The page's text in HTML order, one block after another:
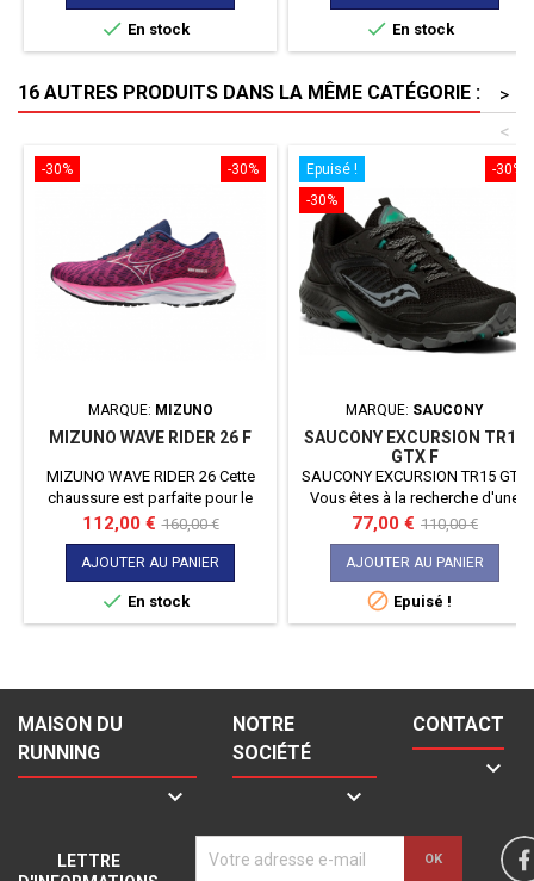
course à pied
 En stock
performance, amorti de pointe et
un ajustement large pour une
expérience inégalée sur la route
 En stock
16 AUTRES PRODUITS DANS LA MÊME CATÉGORIE :
>
<
-30%
-30%
MARQUE: MIZUNO
MIZUNO WAVE RIDER 26 F
MIZUNO WAVE RIDER 26 Cette
chaussure est parfaite pour le
jogging de tous sur route, des
coureurs débutants aux coureurs
assidus s'entraînant pour des
marathons. La semelle
intermédiaire MIZUNO ENERZY
est 2 mm plus épaisse que le
d'énergie, donne une sensation
plus douce et procure une
propulsion...
Prix
112,00 € Prix
de
base
160,00 €
AJOUTER AU PANIER
 En stock
-30%
Epuisé !
-30%
MARQUE: SAUCONY
SAUCONY EXCURSION TR15
GTX F
SAUCONY EXCURSION TR15 GTX
Vous êtes à la recherche d'une
chaussure qui sache vous
accompagner dans vos sorties
trail ou randonnées ? Alors voici
la SAUCONY EXCURSION TR15 en
GORE TEX ! Par temps sec ou
humide, elle saura vous montrer
Prix
77,00 € Prix
de
base
110,00 €
AJOUTER AU PANIER
 Epuisé !
MAISON DU
RUNNING

NOTRE
SOCIÉTÉ

CONTACT

LETTRE